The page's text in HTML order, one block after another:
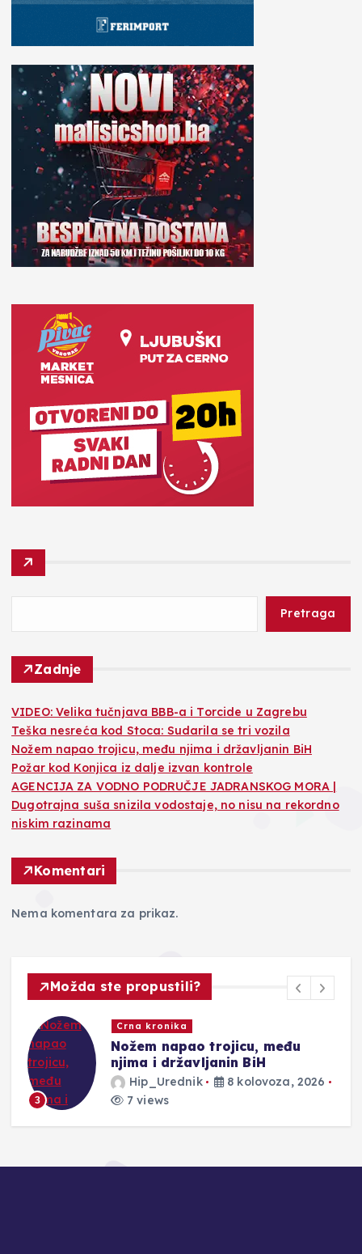
Pretraga
Zadnje
VIDEO: Velika tučnjava BBB-a i Torcide u Zagrebu
Teška nesreća kod Stoca: Sudarila se tri vozila
Nožem napao trojicu, među njima i državljanin BiH
Požar kod Konjica iz dalje izvan kontrole
AGENCIJA ZA VODNO PODRUČJE JADRANSKOG MORA |
Dugotrajna suša snizila vodostaje, no nisu na rekordno
niskim razinama
Komentari
Nema komentara za prikaz.
Možda ste propustili?
4
Novosti
Požar kod Konjica iz dalje izvan
kontrole
Hip_Urednik
8 kolovoza, 2026
3 views